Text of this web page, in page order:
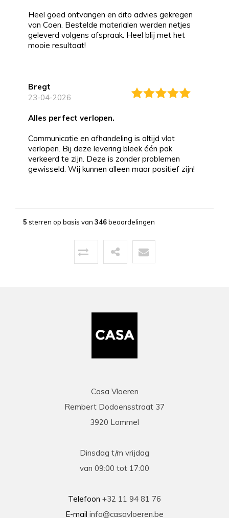
Heel goed ontvangen en dito advies gekregen
van Coen. Bestelde materialen werden netjes
geleverd volgens afspraak. Heel blij met het
mooie resultaat!
Bregt
23-04-2026
alles perfect verlopen.
Communicatie en afhandeling is altijd vlot
verlopen. Bij deze levering bleek één pak
verkeerd te zijn. Deze is zonder problemen
gewisseld. Wij kunnen alleen maar positief zijn!
13-03-2026
Uitstekende service zowel voor, tijdens als na
vermelding voor de heel vriendelijke en
benodigdheden leverde en ons hielp om deze
Prima geholpen bij zowel de keuze als plaatsing
problemen tijdens plaatsing .
5 sterren op basis van 346beoordelingen
Casa Vloeren
Rembert Dodoensstraat 37
3920 Lommel
Dinsdag t/m vrijdag
van 09:00 tot 17:00
Telefoon +32 11 94 81 76
E-mail info@casavloeren.be